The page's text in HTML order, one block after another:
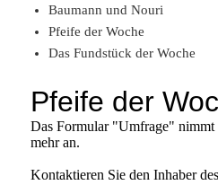
Baumann und Nouri
Pfeife der Woche
Das Fundstück der Woche